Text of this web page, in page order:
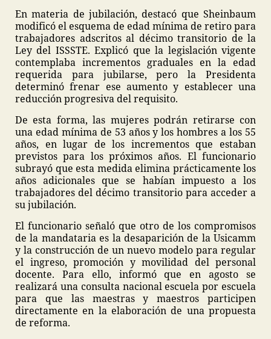
En materia de jubilación, destacó que Sheinbaum
modificó el esquema de edad mínima de retiro para
trabajadores adscritos al décimo transitorio de la
Ley del ISSSTE. Explicó que la legislación vigente
contemplaba incrementos graduales en la edad
requerida para jubilarse, pero la Presidenta
determinó frenar ese aumento y establecer una
reducción progresiva del requisito.
De esta forma, las mujeres podrán retirarse con
una edad mínima de 53 años y los hombres a los 55
años, en lugar de los incrementos que estaban
previstos para los próximos años. El funcionario
subrayó que esta medida elimina prácticamente los
años adicionales que se habían impuesto a los
trabajadores del décimo transitorio para acceder a
su jubilación.
El funcionario señaló que otro de los compromisos
de la mandataria es la desaparición de la Usicamm
y la construcción de un nuevo modelo para regular
el ingreso, promoción y movilidad del personal
docente. Para ello, informó que en agosto se
realizará una consulta nacional escuela por escuela
para que las maestras y maestros participen
directamente en la elaboración de una propuesta
de reforma.